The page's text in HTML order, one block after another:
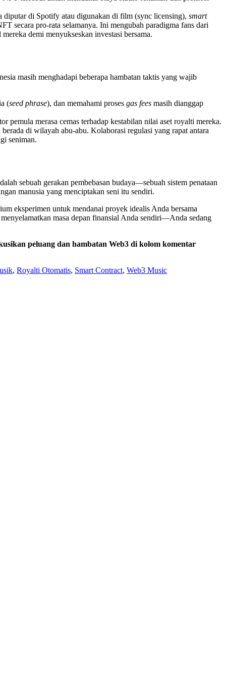
di Spotify atau digunakan di film (sync licensing), smart
secara pro-rata selamanya. Ini mengubah paradigma fans dari
demi menyukseskan investasi bersama.
masih menghadapi beberapa hambatan taktis yang wajib
(seed phrase), dan memahami proses gas fees masih dianggap
pemula merasa cemas terhadap kestabilan nilai aset royalti mereka.
di wilayah abu-abu. Kolaborasi regulasi yang rapat antara
seniman.
sebuah gerakan pembebasan budaya—sebuah sistem penataan
manusia yang menciptakan seni itu sendiri.
eksperimen untuk mendanai proyek idealis Anda bersama
masa depan finansial Anda sendiri—Anda sedang
peluang dan hambatan Web3 di kolom komentar
, Royalti Otomatis, Smart Contract, Web3 Music